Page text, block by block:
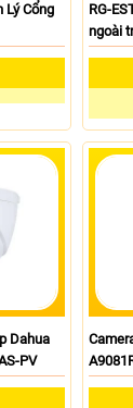
Lý Cổng
RG-
ngoài
Dahua
PV